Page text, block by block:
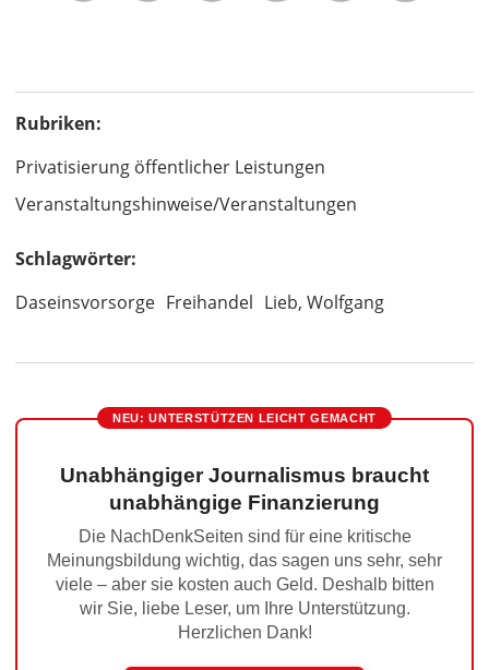
Rubriken:
Privatisierung öffentlicher Leistungen
Veranstaltungshinweise/Veranstaltungen
Schlagwörter:
Daseinsvorsorge Freihandel Lieb, Wolfgang
NEU: UNTERSTÜTZEN LEICHT GEMACHT
Unabhängiger Journalismus braucht
unabhängige Finanzierung
Die NachDenkSeiten sind für eine kritische
Meinungsbildung wichtig, das sagen uns sehr, sehr
viele – aber sie kosten auch Geld. Deshalb bitten
wir Sie, liebe Leser, um Ihre Unterstützung.
Herzlichen Dank!